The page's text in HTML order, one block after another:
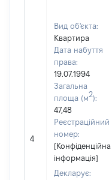
4
Вид об'єкта:
Квартира
Дата набуття
права:
19.07.1994
Загальна
площа (м2):
47,48
Реєстраційний
номер:
[Конфіденційна
інформація]
Декларує: